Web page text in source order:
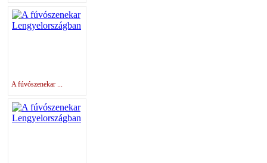
A fúvószenekar ...